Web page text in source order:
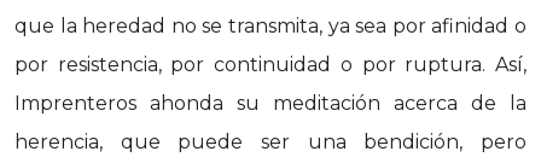
que la heredad no se transmita, ya sea por afinidad o
por resistencia, por continuidad o por ruptura. Así,
Imprenteros ahonda su meditación acerca de la
herencia, que puede ser una bendición, pero